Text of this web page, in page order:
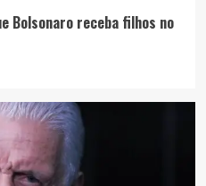
Bolsonaro receba filhos no